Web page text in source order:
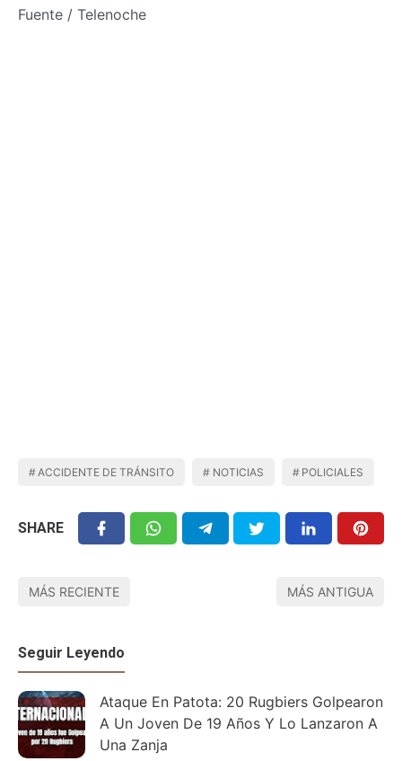
Fuente / Telenoche
ACCIDENTE DE TRÁNSITO NOTICIAS POLICIALES
SHARE
MÁS RECIENTE MÁS ANTIGUA
Seguir Leyendo
Ataque En Patota: 20 Rugbiers Golpearon
A Un Joven De 19 Años Y Lo Lanzaron A
Una Zanja